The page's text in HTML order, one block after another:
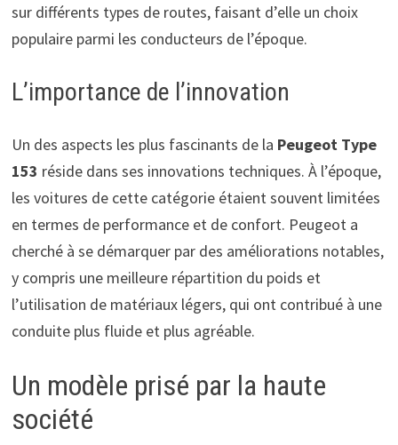
sur différents types de routes, faisant d’elle un choix
populaire parmi les conducteurs de l’époque.
L’importance de l’innovation
Un des aspects les plus fascinants de la Peugeot Type
153 réside dans ses innovations techniques. À l’époque,
les voitures de cette catégorie étaient souvent limitées
en termes de performance et de confort. Peugeot a
cherché à se démarquer par des améliorations notables,
y compris une meilleure répartition du poids et
l’utilisation de matériaux légers, qui ont contribué à une
conduite plus fluide et plus agréable.
Un modèle prisé par la haute
société